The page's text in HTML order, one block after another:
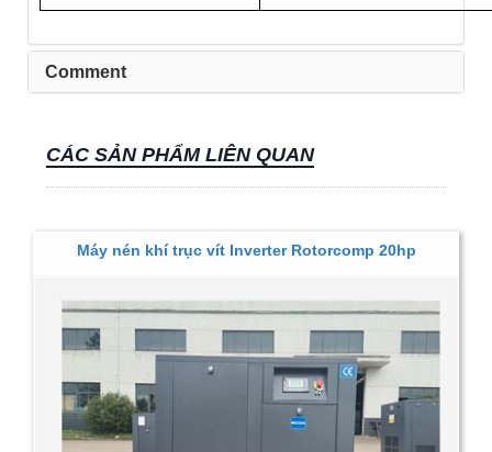
Comment
CÁC SẢN PHẨM LIÊN QUAN
Máy nén khí trục vít Inverter Rotorcomp 20hp